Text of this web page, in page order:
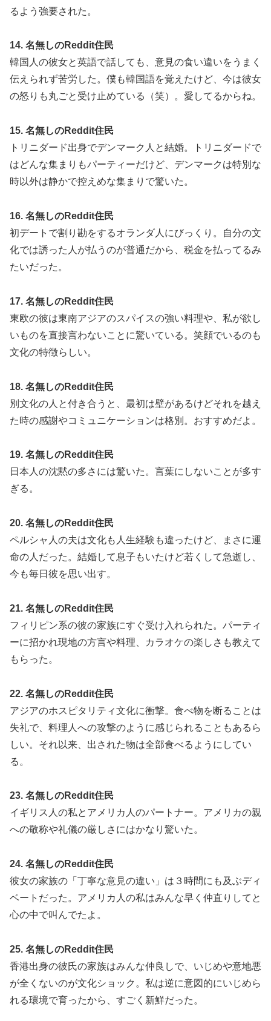
るよう強要された。
14. 名無しのReddit住民
韓国人の彼女と英語で話しても、意見の食い違いをうまく
伝えられず苦労した。僕も韓国語を覚えたけど、今は彼女
の怒りも丸ごと受け止めている（笑）。愛してるからね。
15. 名無しのReddit住民
トリニダード出身でデンマーク人と結婚。トリニダードで
はどんな集まりもパーティーだけど、デンマークは特別な
時以外は静かで控えめな集まりで驚いた。
16. 名無しのReddit住民
初デートで割り勘をするオランダ人にびっくり。自分の文
化では誘った人が払うのが普通だから、税金を払ってるみ
たいだった。
17. 名無しのReddit住民
東欧の彼は東南アジアのスパイスの強い料理や、私が欲し
いものを直接言わないことに驚いている。笑顔でいるのも
文化の特徴らしい。
18. 名無しのReddit住民
別文化の人と付き合うと、最初は壁があるけどそれを越え
た時の感謝やコミュニケーションは格別。おすすめだよ。
19. 名無しのReddit住民
日本人の沈黙の多さには驚いた。言葉にしないことが多す
ぎる。
20. 名無しのReddit住民
ペルシャ人の夫は文化も人生経験も違ったけど、まさに運
命の人だった。結婚して息子もいたけど若くして急逝し、
今も毎日彼を思い出す。
21. 名無しのReddit住民
フィリピン系の彼の家族にすぐ受け入れられた。パーティ
ーに招かれ現地の方言や料理、カラオケの楽しさも教えて
もらった。
22. 名無しのReddit住民
アジアのホスピタリティ文化に衝撃。食べ物を断ることは
失礼で、料理人への攻撃のように感じられることもあるら
しい。それ以来、出された物は全部食べるようにしてい
る。
23. 名無しのReddit住民
イギリス人の私とアメリカ人のパートナー。アメリカの親
への敬称や礼儀の厳しさにはかなり驚いた。
24. 名無しのReddit住民
彼女の家族の「丁寧な意見の違い」は３時間にも及ぶディ
ベートだった。アメリカ人の私はみんな早く仲直りしてと
心の中で叫んでたよ。
25. 名無しのReddit住民
香港出身の彼氏の家族はみんな仲良しで、いじめや意地悪
が全くないのが文化ショック。私は逆に意図的にいじめら
れる環境で育ったから、すごく新鮮だった。